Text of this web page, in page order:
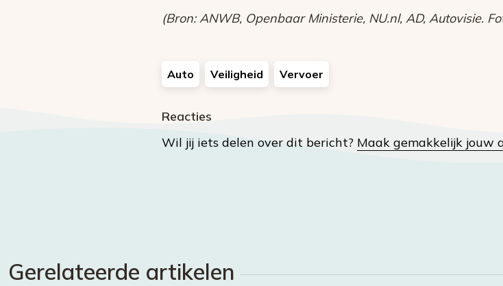
(Bron: ANWB, Openbaar Ministerie, NU.nl, AD, Autovisie.
Auto Veiligheid Vervoer
Reacties
Wil jij iets delen over dit bericht? Maak gemakkelijk jouw
Gerelateerde artikelen